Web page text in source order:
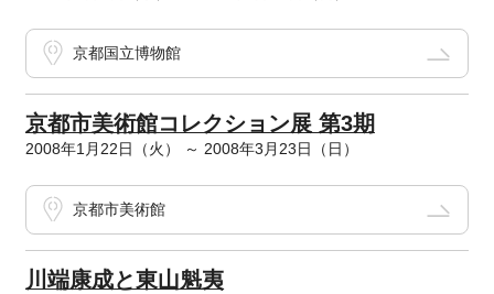
京都国立博物館
京都市美術館コレクション展 第3期
2008年1月22日（火） ～ 2008年3月23日（日）
京都市美術館
川端康成と東山魁夷